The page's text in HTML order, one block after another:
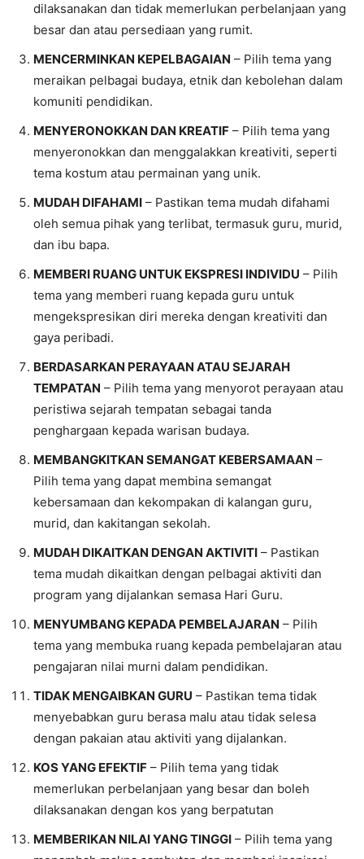
dilaksanakan dan tidak memerlukan perbelanjaan yang
besar dan atau persediaan yang rumit.
MENCERMINKAN KEPELBAGAIAN – Pilih tema yang
meraikan pelbagai budaya, etnik dan kebolehan dalam
komuniti pendidikan.
MENYEROΝΟΚΚΑΝ DAN KREATIF – Pilih tema yang
menyeronokkan dan menggalakkan kreativiti, seperti
tema kostum atau permainan yang unik.
MUDAH DIFAHAMI – Pastikan tema mudah difahami
oleh semua pihak yang terlibat, termasuk guru, murid,
dan ibu bapa.
MEMBERI RUANG UNTUK EKSPRESI INDIVIDU – Pilih
tema yang memberi ruang kepada guru untuk
mengekspresikan diri mereka dengan kreativiti dan
gaya peribadi.
BERDASARKAN PERAYAAN ATAU SEJARAH
TEMPATAN – Pilih tema yang menyorot perayaan atau
peristiwa sejarah tempatan sebagai tanda
penghargaan kepada warisan budaya.
MEMBANGKITKAN SEMANGAT KEBERSAMAAN –
Pilih tema yang dapat membina semangat
kebersamaan dan kekompakan di kalangan guru,
murid, dan kakitangan sekolah.
MUDAH DIKAITKAN DENGAN AKTIVITI – Pastikan
tema mudah dikaitkan dengan pelbagai aktiviti dan
program yang dijalankan semasa Hari Guru.
MENYUMBANG KEPADA PEMBELAJARAN – Pilih
tema yang membuka ruang kepada pembelajaran atau
pengajaran nilai murni dalam pendidikan.
TIDAK MENGAIBKAN GURU – Pastikan tema tidak
menyebabkan guru berasa malu atau tidak selesa
dengan pakaian atau aktiviti yang dijalankan.
KOS YANG EFEKTIF – Pilih tema yang tidak
memerlukan perbelanjaan yang besar dan boleh
dilaksanakan dengan kos yang berpatutan
MEMBERIKAN NILAI YANG TINGGI – Pilih tema yang